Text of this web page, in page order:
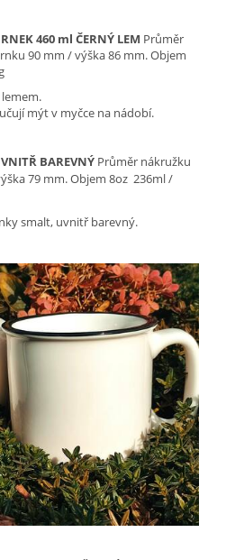
460 ml ČERNÝ LEM Průměr
90 mm / výška 86 mm. Objem
mýt v myčce na nádobí.
BAREVNÝ Průměr nákružku
79 mm.Objem 8oz 236ml /
smalt, uvnitř barevný.